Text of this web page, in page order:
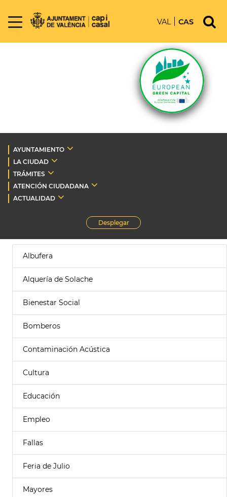
VAL CAS
AYUNTAMIENTO
LA CIUDAD
TRÁMITES
ATENCIÓN CIUDADANA
ACTUALIDAD
Desplegar
Albufera
Alquería de Solache
Bienestar Social
Bomberos
Contaminación Acústica
Cultura
Educación
Empleo
Fallas
Feria de Julio
Mayores